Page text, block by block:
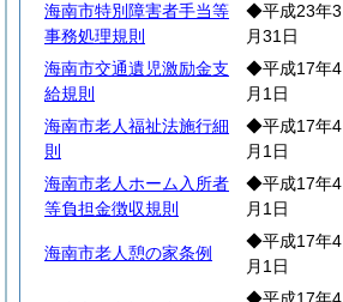
海南市特別障害者手当等
事務処理規則
◆平成23年3
月31日
海南市交通遺児激励金支
給規則
◆平成17年4
月1日
海南市老人福祉法施行細
則
◆平成17年4
月1日
海南市老人ホーム入所者
等負担金徴収規則
◆平成17年4
月1日
海南市老人憩の家条例
◆平成17年4
月1日